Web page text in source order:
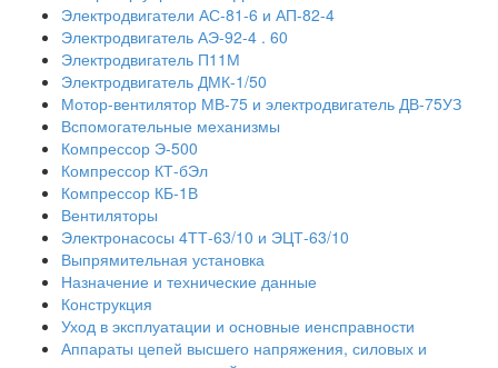
Электродвигатели АС-81-6 и АП-82-4
Электродвигатель АЭ-92-4 . 60
Электродвигатель П11М
Электродвигатель ДМК-1/50
Мотор-вентилятор МВ-75 и электродвигатель ДВ-75УЗ
Вспомогательные механизмы
Компрессор Э-500
Компрессор КТ-бЭл
Компрессор КБ-1В
Вентиляторы
Электронасосы 4ТТ-63/10 и ЭЦТ-63/10
Выпрямительная установка
Назначение и технические данные
Конструкция
Уход в эксплуатации и основные иенсправности
Аппараты цепей высшего напряжения, силовых и